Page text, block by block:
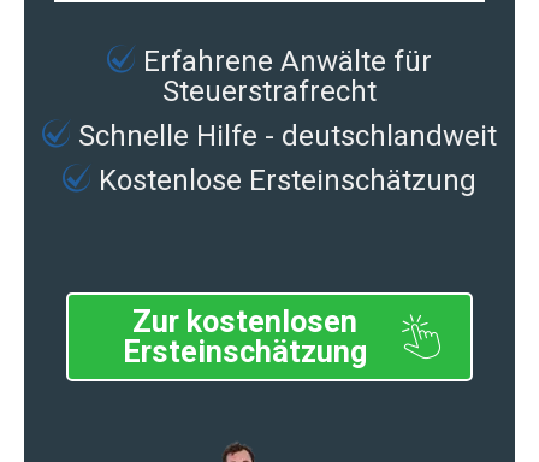
Erfahrene Anwälte für
Steuerstrafrecht
Schnelle Hilfe - deutschlandweit
Kostenlose Ersteinschätzung
Zur kostenlosen
Ersteinschätzung